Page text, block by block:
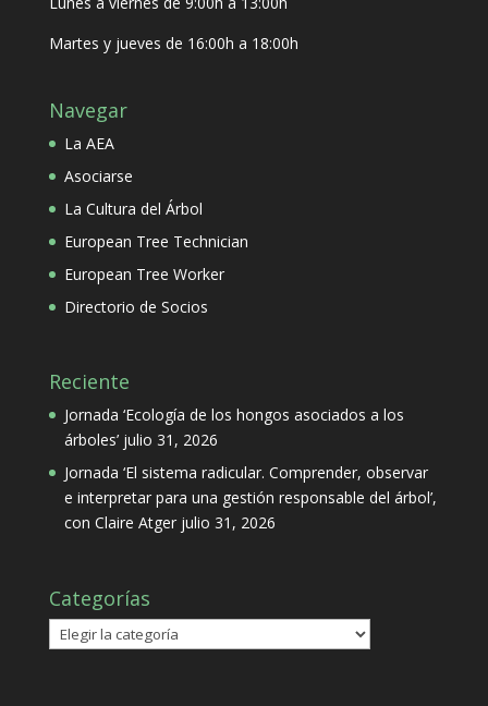
Martes y jueves de 16:00h a 18:00h
Navegar
La AEA
Asociarse
La Cultura del Árbol
European Tree Technician
European Tree Worker
Directorio de Socios
Reciente
Jornada ‘Ecología de los hongos asociados a los
árboles’ julio 31, 2026
Jornada ‘El sistema radicular. Comprender, observar
e interpretar para una gestión responsable del árbol’,
con Claire Atger julio 31, 2026
Categorías
Categorías